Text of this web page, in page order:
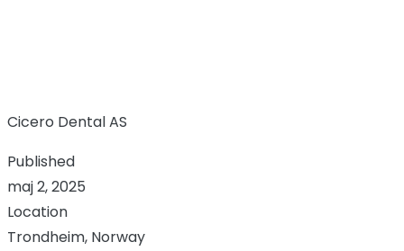
Cicero Dental AS
Published
maj 2, 2025
Location
Trondheim, Norway